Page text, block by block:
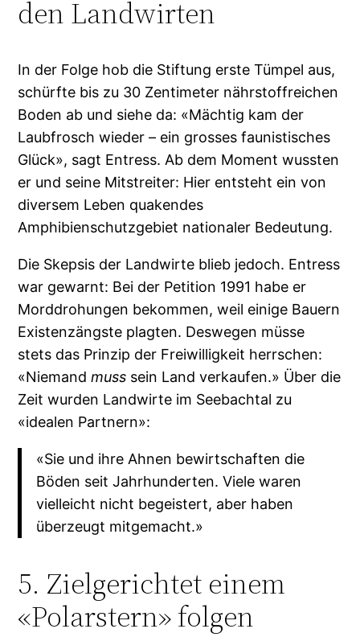
den Landwirten
In der Folge hob die Stiftung erste Tümpel aus,
schürfte bis zu 30 Zentimeter nährstoffreichen
Boden ab und siehe da: «Mächtig kam der
Laubfrosch wieder – ein grosses faunistisches
Glück», sagt Entress. Ab dem Moment wussten
er und seine Mitstreiter: Hier entsteht ein von
diversem Leben quakendes
Amphibienschutzgebiet nationaler Bedeutung.
Die Skepsis der Landwirte blieb jedoch. Entress
war gewarnt: Bei der Petition 1991 habe er
Morddrohungen bekommen, weil einige Bauern
Existenzängste plagten. Deswegen müsse
stets das Prinzip der Freiwilligkeit herrschen:
«Niemandmuss sein Land verkaufen.» Über die
Zeit wurden Landwirte im Seebachtal zu
«idealen Partnern»:
«Sie und ihre Ahnen bewirtschaften die
Böden seit Jahrhunderten. Viele waren
vielleicht nicht begeistert, aber haben
überzeugt mitgemacht.»
5. Zielgerichtet einem
«Polarstern» folgen